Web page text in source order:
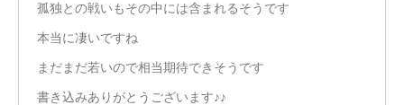
孤独との戦いもその中には含まれるそうです
本当に凄いですね
まだまだ若いので相当期待できそうです
書き込みありがとうございます♪♪